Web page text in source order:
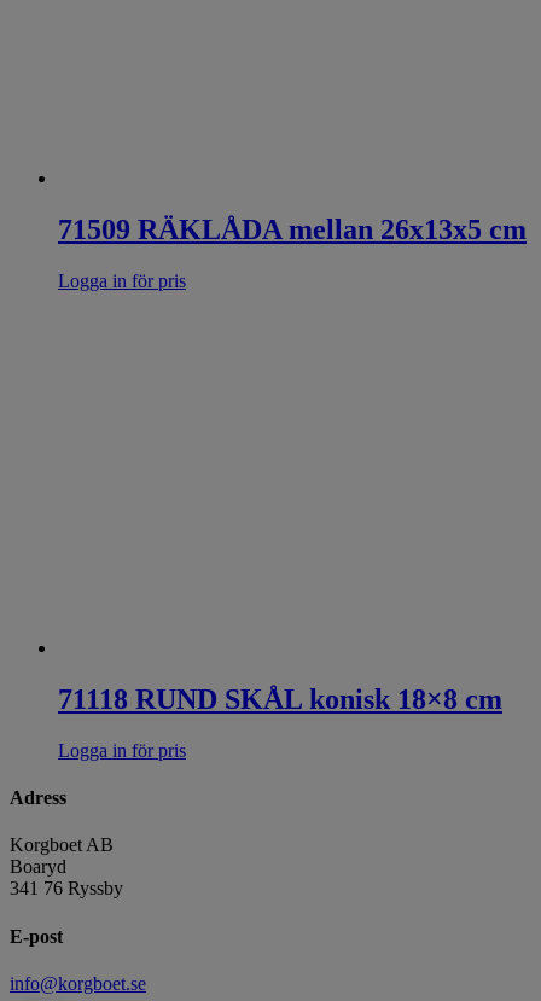
71509 RÄKLÅDA mellan 26x13x5 cm
Logga in för pris
71118 RUND SKÅL konisk 18×8 cm
Logga in för pris
Adress
Korgboet AB
Boaryd
341 76 Ryssby
E-post
info@korgboet.se